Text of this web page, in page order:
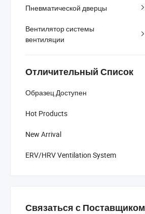
Пневматической дверцы
Вентилятор системы
вентиляции
Отличительный Список
Образец Доступен
Hot Products
New Arrival
ERV/HRV Ventilation System
Связаться с Поставщиком